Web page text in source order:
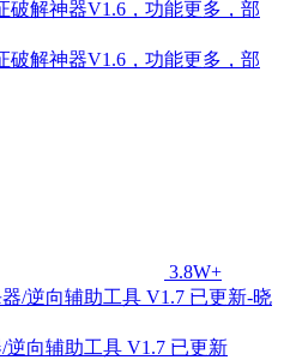
破解神器V1.6，功能更多，部
破解神器V1.6，功能更多，部
3.8W+
向辅助工具 V1.7 已更新